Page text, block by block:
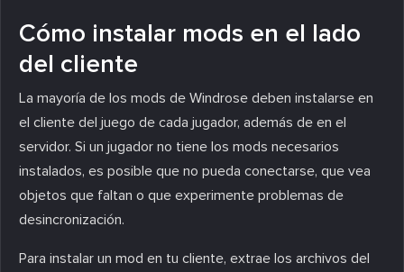
Cómo instalar mods en el lado
del cliente
La mayoría de los mods de Windrose deben instalarse en
el cliente del juego de cada jugador, además de en el
servidor. Si un jugador no tiene los mods necesarios
instalados, es posible que no pueda conectarse, que vea
objetos que faltan o que experimente problemas de
desincronización.
Para instalar un mod en tu cliente, extrae los archivos del